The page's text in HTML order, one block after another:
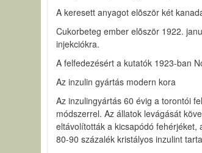
A keresett anyagot elõször két
Cukorbeteg ember elõször 1922.
injekciókra.
A felfedezésért a kutatók 1923-ban
Az inzulin gyártás modern kora
Az inzulingyártás 60 évig a torontói
módszerrel. Az állatok levágását
eltávolították a kicsapódó
80-90 százalék kristályos inzulint